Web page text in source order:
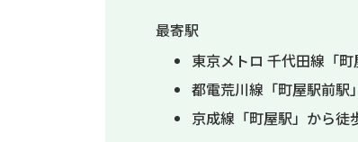
最寄駅
東京メトロ 千代田線「
都電荒川線「町屋駅前駅
京成線「町屋駅」から徒